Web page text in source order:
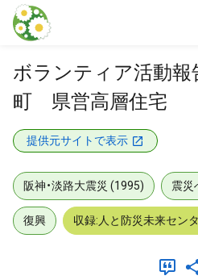
本文に飛ぶ
ボランティア活動
町 県営高層住宅
提供元サイトで表示
阪神・淡路大震災 (1995) 震災
復興 収録:人と防災未来セン